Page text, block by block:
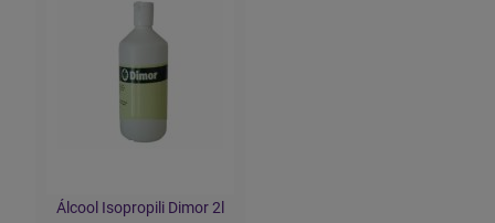
Álcool Isopropili Dimor 2l